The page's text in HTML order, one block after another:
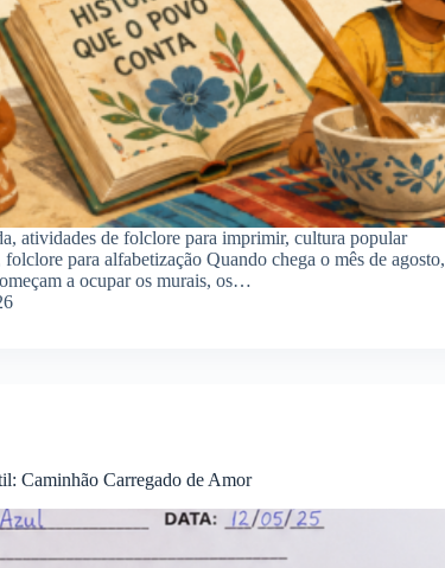
atividades de folclore para imprimir, cultura popular
para alfabetização Quando chega o mês de agosto,
a ocupar os murais, os…
Caminhão Carregado de Amor